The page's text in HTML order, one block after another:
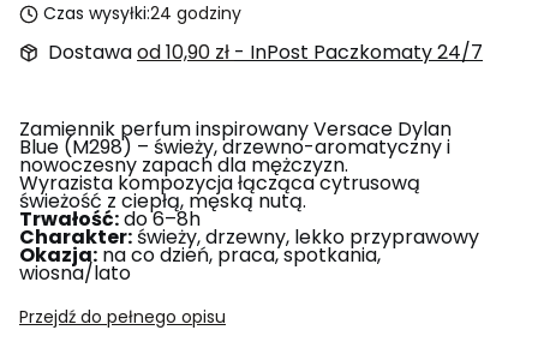
Czas wysyłki:24 godziny
Dostawaod 10,90 zł - InPost Paczkomaty 24/7
Zamiennik perfum inspirowany Versace Dylan
Blue (M298) – świeży, drzewno-aromatyczny i
nowoczesny zapach dla mężczyzn.
Wyrazista kompozycja łącząca cytrusową
świeżość z ciepłą, męską nutą.
Trwałość:do 6–8h
Charakter:świeży, drzewny, lekko przyprawowy
Okazja: na co dzień, praca, spotkania,
wiosna/lato
Przejdź do pełnego opisu